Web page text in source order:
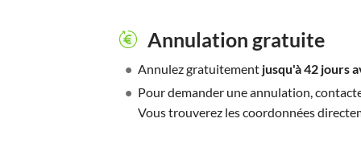
Annulation gratuite
• Annulez gratuitement jusqu'à 42 jours
• Pour demander une annulation,
Vous trouverez les coordonnées